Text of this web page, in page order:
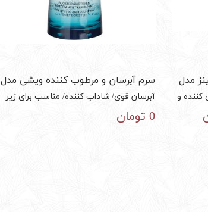
مدل
کننده و
سرم آبرسان و مرطوب کننده ویشی مدل
مینرال 89
آبرسان قوی/ شاداب کننده/ مناسب برای زیر
سازی آرایش/مناسب انواع پوست/ محصول
کشور فرانسه/ حجم 50 میل
0 تومان